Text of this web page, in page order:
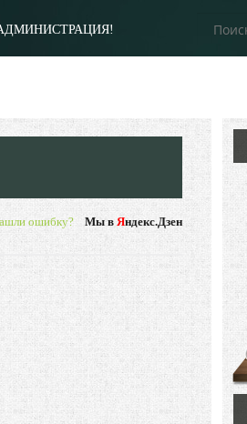
ошибку? Мы в Яндекс.Дзен